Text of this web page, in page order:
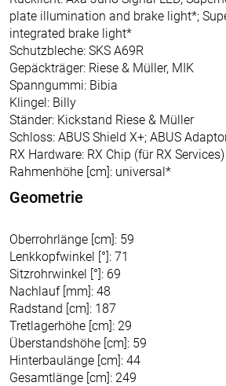
plate illumination and brake light*;
integrated brake light*
Schutzbleche: SKS A69R
Gepäckträger: Riese & Müller, MIK
Spanngummi: Bibia
Klingel: Billy
Ständer: Kickstand Riese & Müller
Schloss: ABUS Shield X+; ABUS
RX Hardware: RX Chip (für RX Services)
Rahmenhöhe [cm]: universal*
Geometrie
Oberrohrlänge [cm]: 59
Lenkkopfwinkel [°]: 71
Sitzrohrwinkel [°]: 69
Nachlauf [mm]: 48
Radstand [cm]: 187
Tretlagerhöhe [cm]: 29
Überstandshöhe [cm]: 59
Hinterbaulänge [cm]: 44
Gesamtlänge [cm]: 249